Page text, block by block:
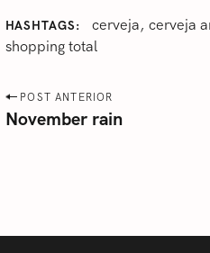
HASHTAGS ‎cerveja ‎cerveja
shopping total
P
o
POST ANTERIOR
November rain